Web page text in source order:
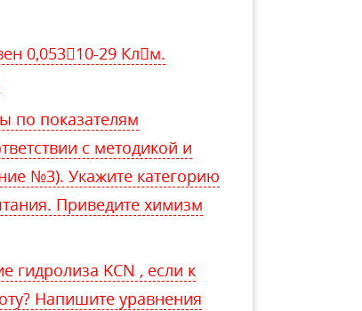
0,05310-29 Клм.
по показателям
с методикой и
№3). Укажите категорию
Приведите химизм
гидролиза KCN , если к
Напишите уравнения